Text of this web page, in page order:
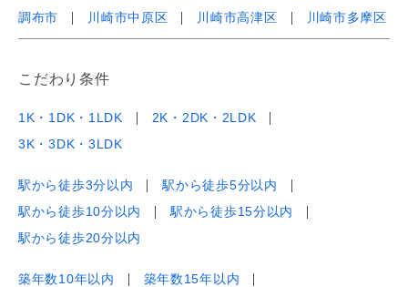
調布市
川崎市中原区 川崎市高津区 川崎市多摩区
こだわり条件
1K・1DK・1LDK
2K・2DK・2LDK
3K・3DK・3LDK
駅から徒歩3分以内
駅から徒歩5分以内
駅から徒歩10分以内
駅から徒歩15分以内
駅から徒歩20分以内
築年数10年以内
築年数15年以内